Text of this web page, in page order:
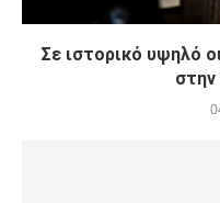
Σε ιστορικό υψηλό
στην